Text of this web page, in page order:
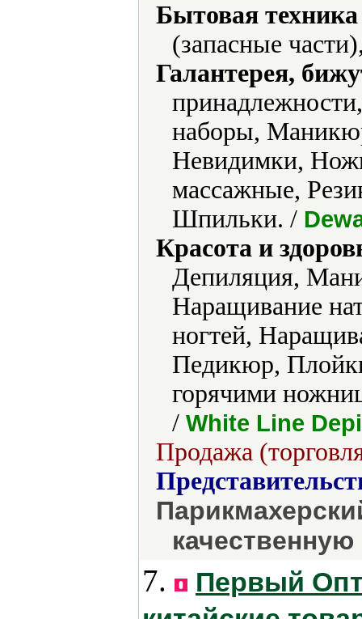
Бытовая
(запасные
Галантерея,
наборы,
Невидимки,
массажные,
Шпильки. /
Красота и
Депиляция,
Наращивание
ногтей,
Педикюр,
горячими
/ White Line
Продажа
7.
Первый